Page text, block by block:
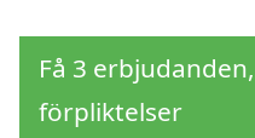
Få 3
förpliktelser